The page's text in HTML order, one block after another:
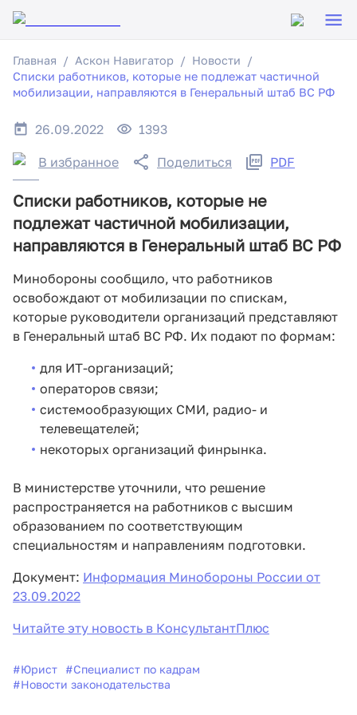
Главная Аскон Навигатор
Новости
Списки работников, которые не подлежат частичной
мобилизации, направляются в Генеральный штаб ВС РФ
26.09.2022 1393
В избранное Поделиться PDF
Списки работников, которые не
подлежат частичной мобилизации,
направляются в Генеральный штаб ВС РФ
Минобороны сообщило, что работников
освобождают от мобилизации по спискам,
которые руководители организаций представляют
в Генеральный штаб ВС РФ. Их подают по формам:
для ИТ-организаций;
операторов связи;
системообразующих СМИ, радио- и
телевещателей;
некоторых организаций финрынка.
В министерстве уточнили, что решение
распространяется на работников с высшим
образованием по соответствующим
специальностям и направлениям подготовки.
Документ: Информация Минобороны России от
23.09.2022
Читайте эту новость в КонсультантПлюс
#Юрист #Специалист по кадрам
#Новости законодательства